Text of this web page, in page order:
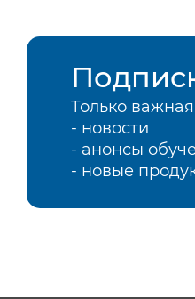
Только
- новости
- анонсы
- новые